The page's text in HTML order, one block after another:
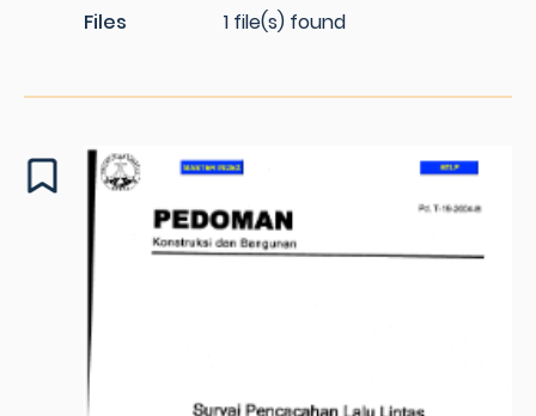
Files
1 file(s) found